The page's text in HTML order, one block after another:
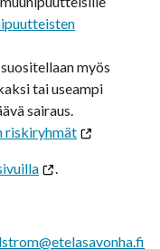
myös
tai useampi
sairaus.
riskiryhmät
.